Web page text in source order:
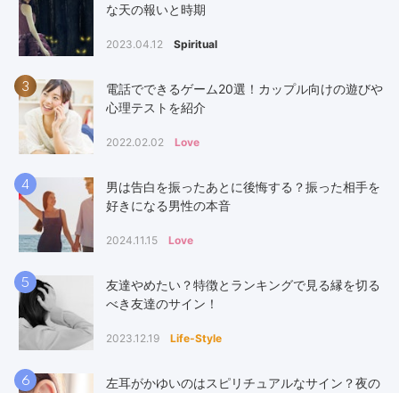
な天の報いと時期
2023.04.12 Spiritual
3
電話でできるゲーム20選！カップル向けの遊びや
心理テストを紹介
2022.02.02 Love
4
男は告白を振ったあとに後悔する？振った相手を
好きになる男性の本音
2024.11.15 Love
5
友達やめたい？特徴とランキングで見る縁を切る
べき友達のサイン！
2023.12.19 Life-Style
6
左耳がかゆいのはスピリチュアルなサイン？夜の